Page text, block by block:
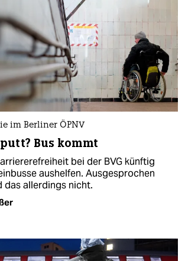
im Berliner ÖPNV
Bus kommt
bei der BVG künftig
aushelfen. Ausgesprochen
das allerdings nicht.